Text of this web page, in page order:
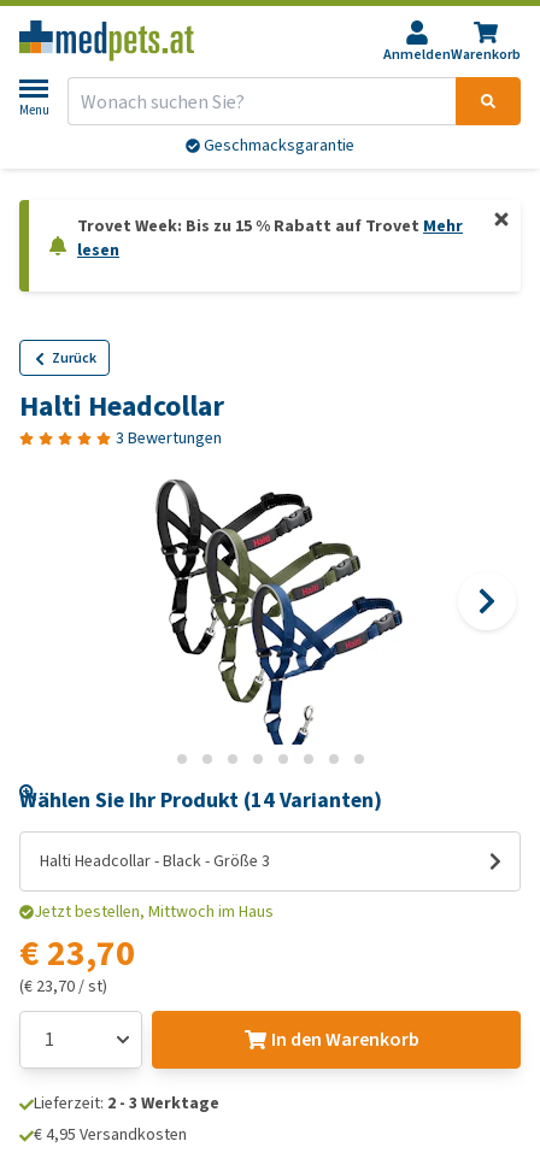
AnmeldenWarenkorb
Menu
Geschmacksgarantie
Trovet Week: Bis zu 15 % Rabatt auf Trovet Mehr
lesen
Zurück
Halti Headcollar
3 Bewertungen
Wählen Sie Ihr Produkt (14 Varianten)
Halti Headcollar - Black - Größe 3
Jetzt bestellen, Mittwoch im Haus
€ 23,70
(€ 23,70 / st)
In den Warenkorb
Lieferzeit: 2 - 3 Werktage
€ 4,95 Versandkosten